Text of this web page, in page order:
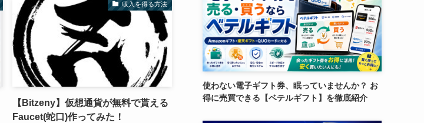
収入を得る方法
【Bitzeny】仮想通貨が無料で貰える
Faucet(蛇口)作ってみた！
使わない電子ギフト券、眠っていませんか？ お
得に売買できる【ベテルギフト】を徹底紹介